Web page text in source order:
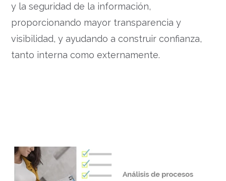
y la seguridad de la información,
proporcionando mayor transparencia y
visibilidad, y ayudando a construir confianza,
tanto interna como externamente.